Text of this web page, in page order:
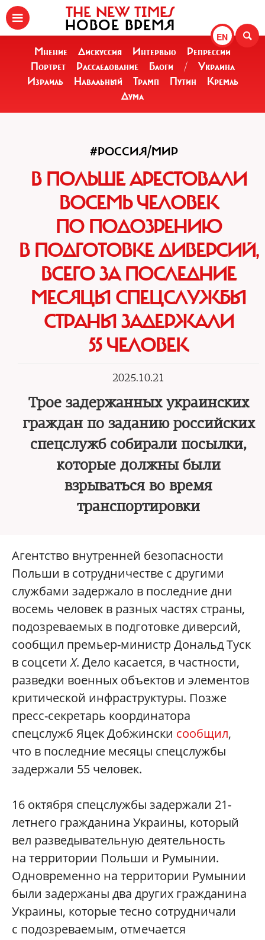
EN
THE NEW TIMES
НОВОЕ ВРЕМЯ
Мнение Дискуссия Интервью
Репрессии
Портрет
Расследование Блоги /
Украина
Израиль
Навальный Трамп Путин
Кремль
Дума
#РОССИЯ/МИР
В ПОЛЬШЕ АРЕСТОВАЛИ
ВОСЕМЬ ЧЕЛОВЕК
ПО ПОДОЗРЕНИЮ
В ПОДГОТОВКЕ ДИВЕРСИЙ,
ВСЕГО ЗА ПОСЛЕДНИЕ
МЕСЯЦЫ СПЕЦСЛУЖБЫ
СТРАНЫ ЗАДЕРЖАЛИ
55 ЧЕЛОВЕК
2025.10.21
Трое задержанных украинских
граждан по заданию российских
спецслужб собирали посылки,
которые должны были
взрываться во время
транспортировки
Агентство внутренней безопасности
Польши в сотрудничестве с другими
службами задержало в последние дни
восемь человек в разных частях страны,
подозреваемых в подготовке диверсий,
сообщил премьер-министр Дональд Туск
в соцсетиХ. Дело касается, в частности,
разведки военных объектов и элементов
критической инфраструктуры. Позже
пресс-секретарь координатора
спецслужб Яцек Добжински сообщил,
что в последние месяцы спецслужбы
задержали 55 человек.
16 октября спецслужбы задержали 21-
летнего гражданина Украины, который
вел разведывательную деятельность
на территории Польши и Румынии.
Одновременно на территории Румынии
были задержаны два других гражданина
Украины, которые тесно сотрудничали
с подозреваемым, отмечается